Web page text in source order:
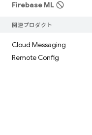
Firebase ML
関連プロダクト
Cloud Messaging
Remote Config